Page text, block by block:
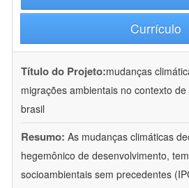
Currículo
Título do Projeto:mudanças
migrações ambientais no contexto
brasil
Resumo: As mudanças climáticas
hegemônico de desenvolvimento,
socioambientais sem precedentes